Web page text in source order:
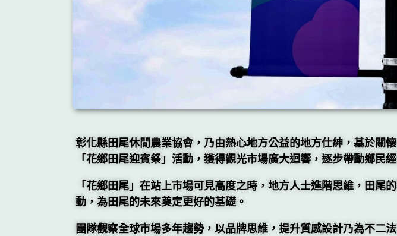
彰化縣田尾休閒農業協會，乃由熱心地方公益的地方仕紳，基於關
「花鄉田尾迎賓祭」活動，獲得觀光市場廣大迴響，逐步帶動鄉民
「花鄉田尾」在站上市場可見高度之時，地方人士進階思維，田
動，為田尾的未來奠定更好的基礎。
團隊觀察全球市場多年趨勢，以品牌思維，提升質感設計乃為不二